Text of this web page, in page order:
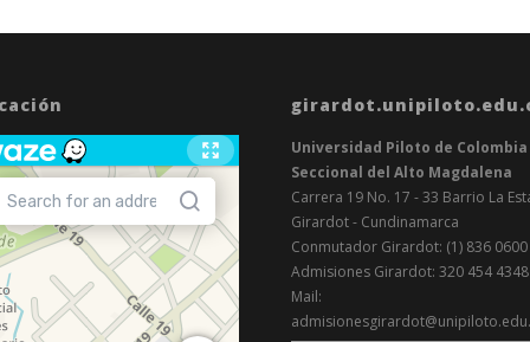
Universidad Piloto de Colombia
Seccional del Alto Magdalena
Carrera 19 No. 17 - 33 Barrio La
Girardot - Cundinamarca
Conmutador Girardot: (1) 836 0600
Admisiones Girardot: 320 454 4348
Mail: